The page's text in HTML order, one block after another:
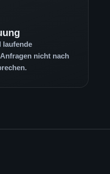
laufende
nicht nach